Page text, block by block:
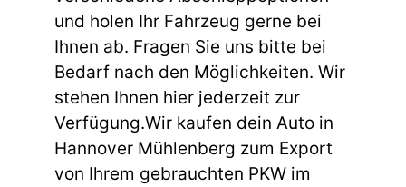
und holen Ihr Fahrzeug gerne bei
Ihnen ab. Fragen Sie uns bitte bei
Bedarf nach den Möglichkeiten. Wir
stehen Ihnen hier jederzeit zur
Verfügung.Wir kaufen dein Auto in
Hannover Mühlenberg zum Export
von Ihrem gebrauchten PKW im